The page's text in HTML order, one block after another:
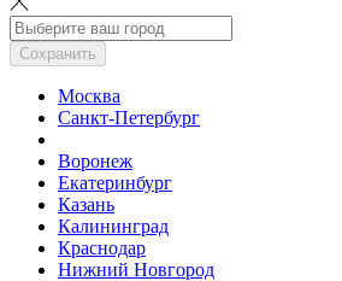
Сохранить
Москва
Санкт-Петербург
Воронеж
Екатеринбург
Казань
Калининград
Краснодар
Нижний Новгород